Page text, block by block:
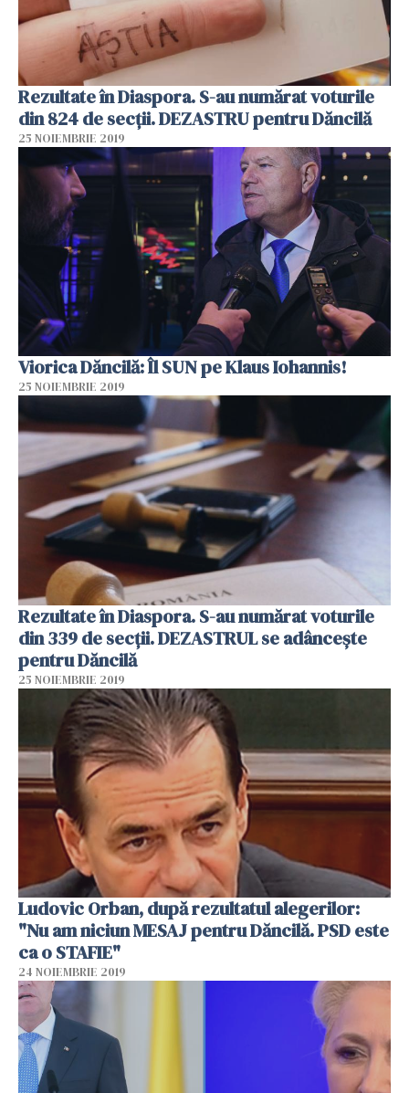
Rezultate în Diaspora. S-au numărat voturile
din 824 de secții. DEZASTRU pentru Dăncilă
25 NOIEMBRIE 2019
Viorica Dăncilă: Îl SUN pe Klaus Iohannis!
25 NOIEMBRIE 2019
Rezultate în Diaspora. S-au numărat voturile
din 339 de secții. DEZASTRUL se adâncește
pentru Dăncilă
25 NOIEMBRIE 2019
Ludovic Orban, după rezultatul alegerilor:
"Nu am niciun MESAJ pentru Dăncilă. PSD este
ca o STAFIE"
24 NOIEMBRIE 2019